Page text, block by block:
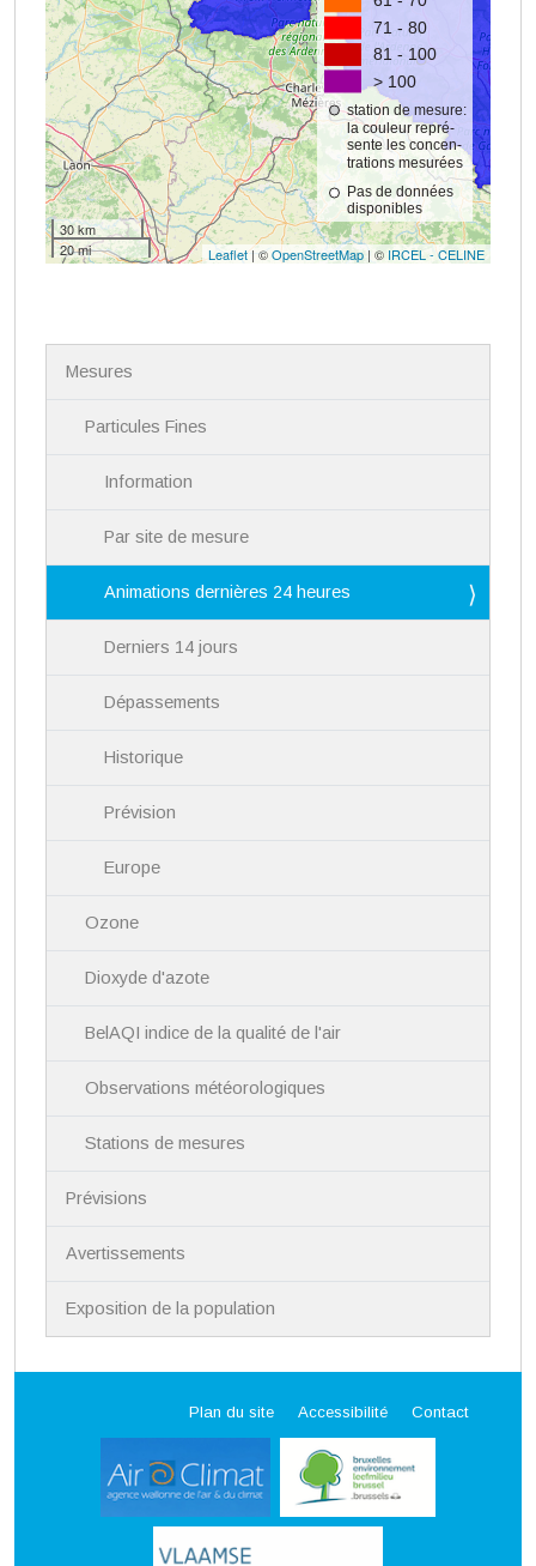
Mesures
Particules Fines
Information
Par site de mesure
Animations dernières 24 heures
Derniers 14 jours
Dépassements
Historique
Prévision
Europe
Ozone
Dioxyde d'azote
BelAQI indice de la qualité de l'air
Observations météorologiques
Stations de mesures
Prévisions
Avertissements
Exposition de la population
Plan du site Accessibilité Contact